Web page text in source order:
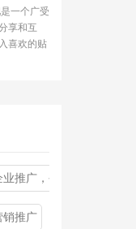
一个广受
享和互
喜欢的贴
推广，公司营销推广
销推广